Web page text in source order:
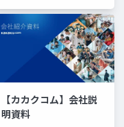
カルチャーデック
【カカクコム】会社説
明資料